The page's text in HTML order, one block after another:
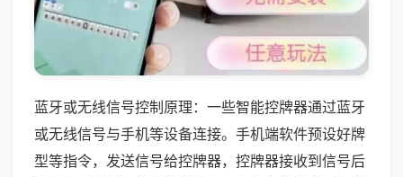
蓝牙或无线信号控制原理：一些智能控牌器通过蓝牙
或无线信号与手机等设备连接。手机端软件预设好牌
型等指令，发送信号给控牌器，控牌器接收到信号后